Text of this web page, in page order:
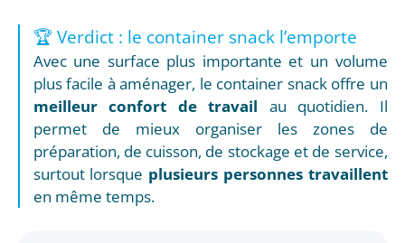
🏆 Verdict : le container snack l’emporte
Avec une surface plus importante et un volume
plus facile à aménager, le container snack offre un
meilleur confort de travail au quotidien. Il
permet de mieux organiser les zones de
préparation, de cuisson, de stockage et de service,
surtout lorsque plusieurs personnes travaillent
en même temps.